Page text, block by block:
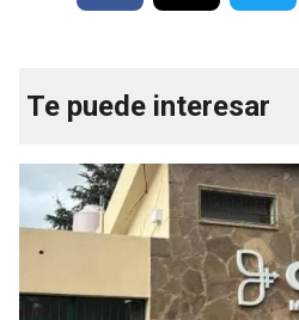
Te puede interesar